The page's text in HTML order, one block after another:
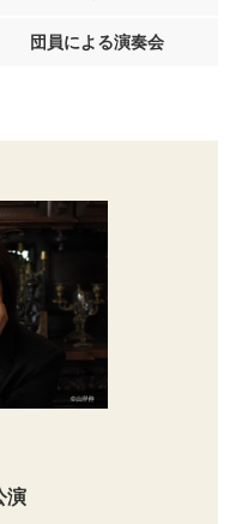
団員による演奏会
演